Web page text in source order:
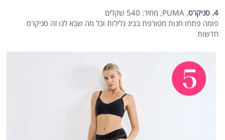
4. סניקרס
, PUMA, מחיר: 540 שקלים
פומה פתחו חנות מטורפת בביג גלילות וכל מה שבא לנו זה סניקרס
חדשות